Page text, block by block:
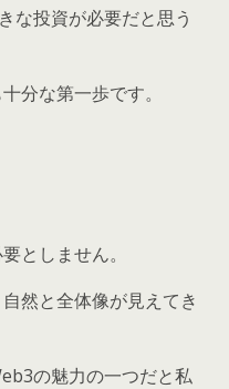
な投資が必要だと思う
分な第一歩です。
としません。
然と全体像が見えてき
の魅力の一つだと私